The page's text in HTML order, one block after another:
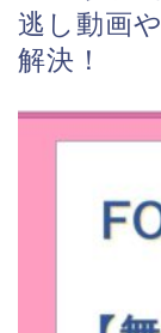
逃し動画
解決！